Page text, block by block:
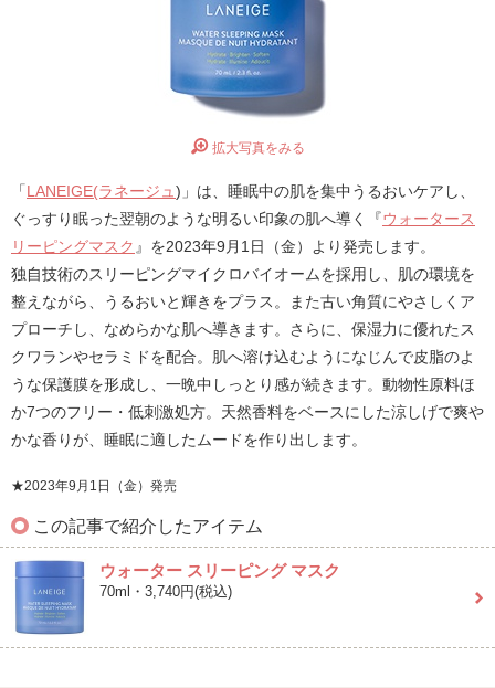
拡大写真をみる
「LANEIGE(ラネージュ )」は、睡眠中の肌を集中うるおいケアし、
ぐっすり眠った翌朝のような明るい印象の肌へ導く『ウォータース
リーピングマスク 』を2023年9月1日（金）より発売します。
独自技術のスリーピングマイクロバイオームを採用し、肌の環境を
整えながら、うるおいと輝きをプラス。また古い角質にやさしくア
プローチし、なめらかな肌へ導きます。さらに、保湿力に優れたス
クワランやセラミドを配合。肌へ溶け込むようになじんで皮脂のよ
うな保護膜を形成し、一晩中しっとり感が続きます。動物性原料ほ
か7つのフリー・低刺激処方。天然香料をベースにした涼しげで爽や
かな香りが、睡眠に適したムードを作り出します。
★2023年9月1日（金）発売
この記事で紹介したアイテム
ウォーター スリーピング マスク
70ml・3,740円(税込)